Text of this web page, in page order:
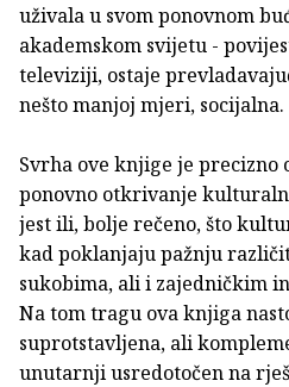
uživala u svom ponovnom
akademskom svijetu -
televiziji, ostaje
nešto manjoj mjeri, socijalna.
Svrha ove knjige je precizno
ponovno otkrivanje
jest ili, bolje rečeno, što
kad poklanjaju pažnju
sukobima, ali i zajedničkim
Na tom tragu ova knjiga
suprotstavljena, ali
unutarnji usredotočen na